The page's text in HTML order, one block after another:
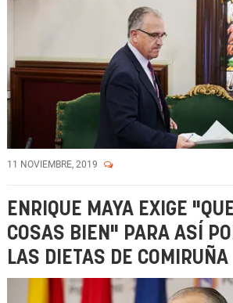
11 NOVIEMBRE, 2019
ENRIQUE MAYA EXIGE
COSAS BIEN" PARA ASÍ
LAS DIETAS DE COMIRUÑA